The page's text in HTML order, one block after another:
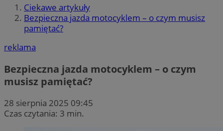
Ciekawe artykuły
Bezpieczna jazda motocyklem – o czym musisz
pamiętać?
reklama
Bezpieczna jazda motocyklem – o czym
musisz pamiętać?
28 sierpnia 2025 09:45
Czas czytania: 3 min.